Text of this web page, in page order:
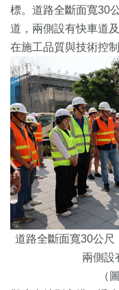
標。道路全斷面寬30
道，兩側設有快車道
在施工品質與技術控
道路全斷面寬30公尺
兩側設
（